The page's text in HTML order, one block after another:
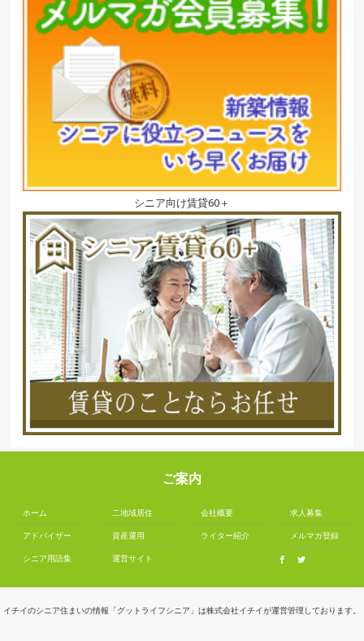
シニア向け賃貸60＋
ご案内
ホーム
アドバイザー
シニア用語集
二地域居住
資産運用
運営サイト
会社概要
ライター紹介
求人募集
メルマガ登録
イチイのシニア住まいの情報「グットライフシニア」は株式会社イチイが運営管理しております。